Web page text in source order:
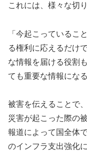
これには、様々な切
「今起こっているこ
る権利に応えるだけ
な情報を届ける役割
ても重要な情報にな
被害を伝えることで
災害が起こった際の
報道によって国全体
のインフラ支出強化